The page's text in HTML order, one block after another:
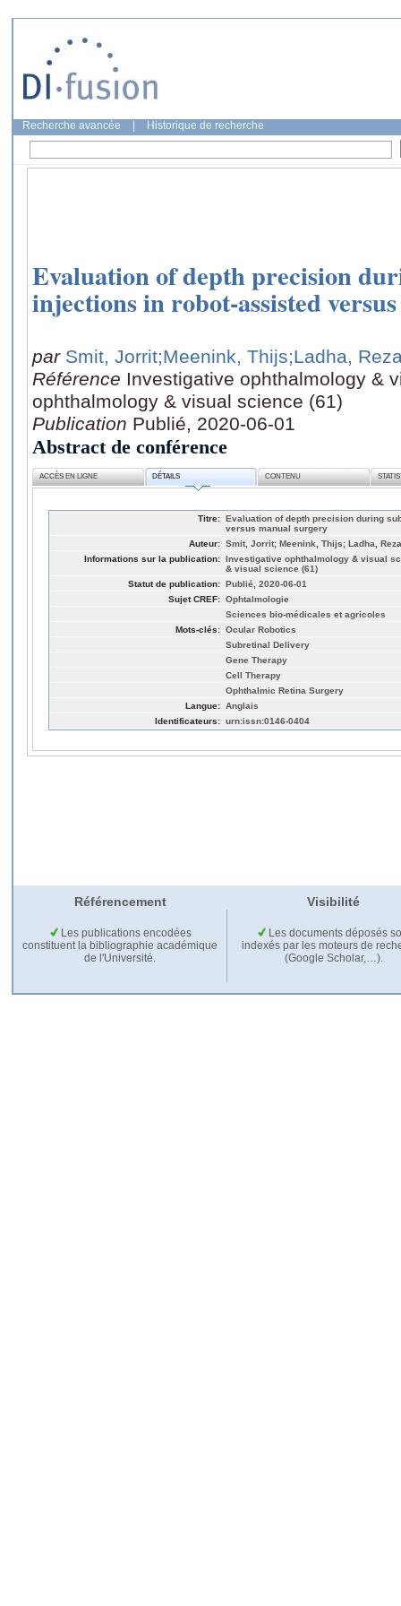
Recherche avancée Historique de recherche
Evaluation of depth precision
injections in robot-assisted
par Smit, Jorrit;Meenink, Thijs;Ladha,
Référence Investigative ophthalmology &
ophthalmology & visual science (61)
Publication Publié, 2020-06-01
Abstract de conférence
ACCÈS EN LIGNE DÉTAILS CONTENU
Titre: Evaluation of depth precision during
versus manual surgery
Auteur: Smit, Jorrit; Meenink, Thijs; Ladha,
Informations sur la publication: Investigative ophthalmology & visual
& visual science (61)
Statut de publication: Publié, 2020-06-01
Sujet CREF: Ophtalmologie
Sciences bio-médicales et agricoles
Mots-clés: Ocular Robotics
Subretinal Delivery
Gene Therapy
Cell Therapy
Ophthalmic Retina Surgery
Langue: Anglais
Identificateurs: urn:issn:0146-0404
Référencement Visibilité
Les publications encodées
constituent la bibliographie académique
de l'Université.
Les documents déposés
indexés par les moteurs de
(Google Scholar,…).